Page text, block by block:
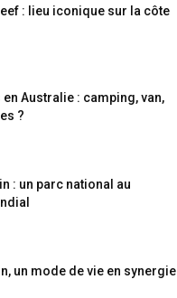
: lieu iconique sur la côte
Australie : camping, van,
?
: un parc national au
un mode de vie en synergie